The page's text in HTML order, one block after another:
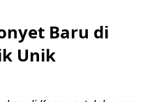
Baru di
Unik